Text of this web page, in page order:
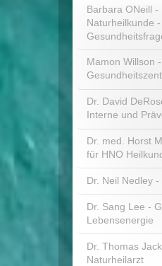
Barbara ONeill -
Naturheilkunde
Mamon Willson
Dr. David
Interne und
Dr. med. Horst
für HNO
Dr. Neil Nedley
Dr. Sang Lee -
Lebensenergie
Dr. Thomas
Naturheilarzt